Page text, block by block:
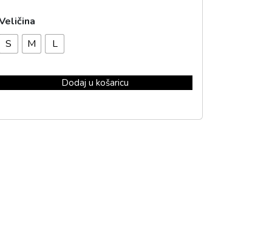
S
M L
Dodaj u košaricu